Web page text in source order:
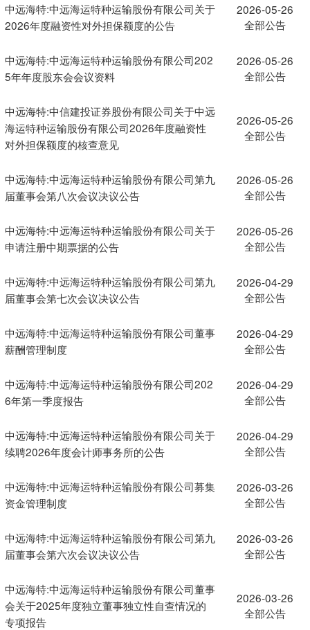
中远海特:中远海运特种运输股份有限公司关于
2026年度融资性对外担保额度的公告
2026-05-26
全部公告
中远海特:中远海运特种运输股份有限公司202
5年年度股东会会议资料
2026-05-26
全部公告
中远海特:中信建投证券股份有限公司关于中远
海运特种运输股份有限公司2026年度融资性
对外担保额度的核查意见
2026-05-26
全部公告
中远海特:中远海运特种运输股份有限公司第九
届董事会第八次会议决议公告
2026-05-26
全部公告
中远海特:中远海运特种运输股份有限公司关于
申请注册中期票据的公告
2026-05-26
全部公告
中远海特:中远海运特种运输股份有限公司第九
届董事会第七次会议决议公告
2026-04-29
全部公告
中远海特:中远海运特种运输股份有限公司董事
薪酬管理制度
2026-04-29
全部公告
中远海特:中远海运特种运输股份有限公司202
6年第一季度报告
2026-04-29
全部公告
中远海特:中远海运特种运输股份有限公司关于
续聘2026年度会计师事务所的公告
2026-04-29
全部公告
中远海特:中远海运特种运输股份有限公司募集
资金管理制度
2026-03-26
全部公告
中远海特:中远海运特种运输股份有限公司第九
届董事会第六次会议决议公告
2026-03-26
全部公告
中远海特:中远海运特种运输股份有限公司董事
会关于2025年度独立董事独立性自查情况的
专项报告
2026-03-26
全部公告